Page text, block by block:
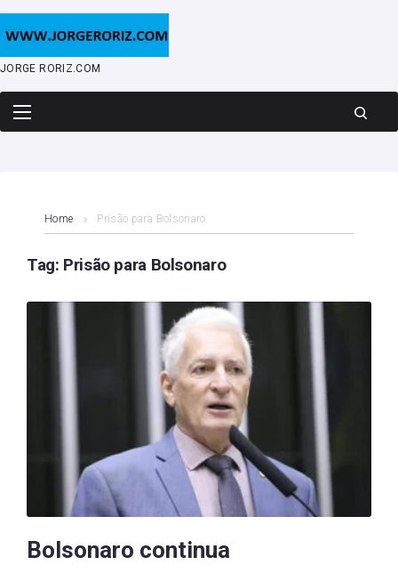
content
JORGE RORIZ.COM
Home Prisão para Bolsonaro
Tag: Prisão para Bolsonaro
Bolsonaro continua